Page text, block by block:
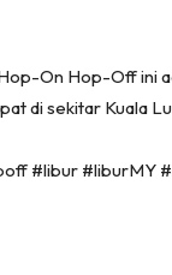
On Hop-Off ini
di sekitar Kuala
#libur #liburMY